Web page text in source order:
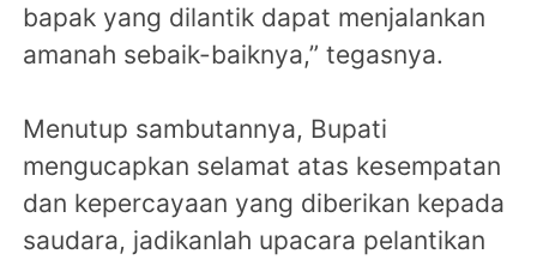
bapak yang dilantik dapat menjalankan
amanah sebaik-baiknya,” tegasnya.
Menutup sambutannya, Bupati
mengucapkan selamat atas kesempatan
dan kepercayaan yang diberikan kepada
saudara, jadikanlah upacara pelantikan